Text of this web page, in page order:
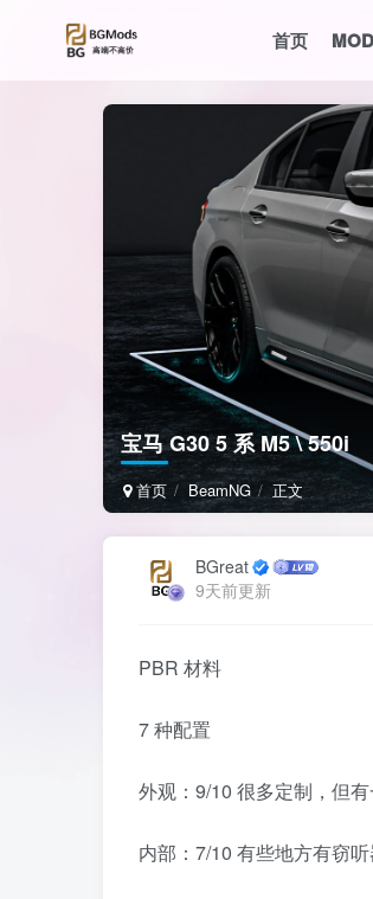
首页 MOD
宝马 G30 5 系 M5 \ 550i
首页 BeamNG 正文
BGreat
9天前更新
PBR 材料
7 种配置
外观：9/10 很多定制，但有
内部：7/10 有些地方有窃